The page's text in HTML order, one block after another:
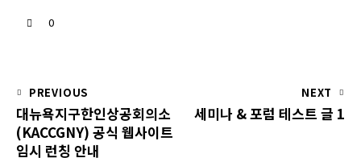
0
PREVIOUS
대뉴욕지구한인상공회의소
(KACCGNY) 공식 웹사이트
임시 런칭 안내
NEXT
세미나 & 포럼 테스트 글 1